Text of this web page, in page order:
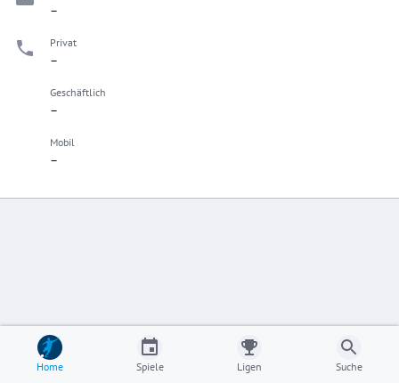
–
Privat
–
Geschäftlich
–
Mobil
–
Home Spiele Ligen Suche